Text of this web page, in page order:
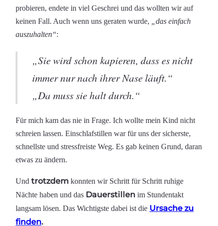
probieren, endete in viel Geschrei und das wollten wir auf
keinen Fall. Auch wenn uns geraten wurde, „das einfach
auszuhalten“:
„Sie wird schon kapieren, dass es nicht
immer nur nach ihrer Nase läuft.“
„Da muss sie halt durch.“
Für mich kam das nie in Frage. Ich wollte mein Kind nicht
schreien lassen. Einschlafstillen war für uns der sicherste,
schnellste und stressfreiste Weg. Es gab keinen Grund, daran
etwas zu ändern.
Und trotzdem konnten wir Schritt für Schritt ruhige
Nächte haben und das Dauerstillen im Stundentakt
langsam lösen. Das Wichtigste dabei ist die Ursache zu
finden.